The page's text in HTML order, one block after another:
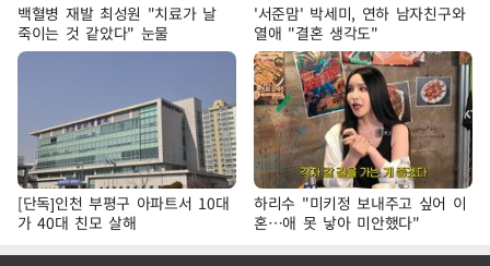
백혈병 재발 최성원 "치료가 날
죽이는 것 같았다" 눈물
'서준맘' 박세미, 연하 남자친구와
열애 "결혼 생각도"
[단독]인천 부평구 아파트서 10대
가 40대 친모 살해
하리수 "미키정 보내주고 싶어 이
혼…애 못 낳아 미안했다"